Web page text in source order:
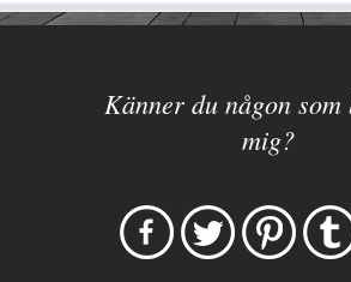
Känner du någon som
mig?